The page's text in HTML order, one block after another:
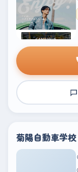
菊陽自動車学校